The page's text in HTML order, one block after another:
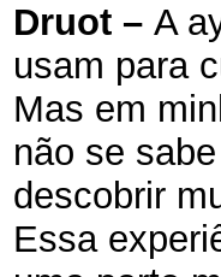
Druot – A
usam para
Mas em
não se
descobrir
Essa